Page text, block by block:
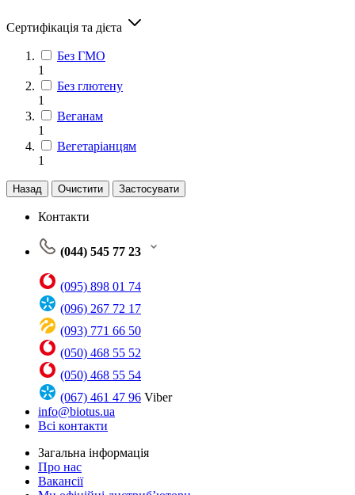
Сертифікація та дієта
Без ГМО
1
Без глютену
1
Веганам
1
Вегетаріанцям
1
Назад Очистити Застосувати
Контакти
(044) 545 77 23
(095) 898 01 74
(096) 267 72 17
(093) 771 66 50
(050) 468 55 52
(050) 468 55 54
(067) 461 47 96 Viber
info@biotus.ua
Всі контакти
Загальна інформація
Про нас
Вакансії